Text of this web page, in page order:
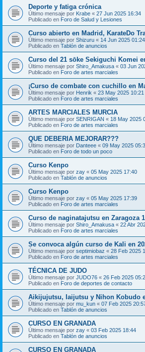
Deporte y fatiga crónica
Último mensaje por Krabe « 27 Jun 2025 16:34
Publicado en Foro de Salud y Lesiones
Curso abierto en Madrid, KarateDo
Último mensaje por Shizuru « 14 Jun 2025 01:24
Publicado en Tablón de anuncios
Curso del 21 sōke Sekiguchi Komei
Último mensaje por Shiro_Amakusa « 03 Jun
Publicado en Foro de artes marciales
¡Curso de combate con cuchillo en
Último mensaje por Henrik « 23 May 2025 10:21
Publicado en Foro de artes marciales
ARTES MARCIALES MURCIA
Último mensaje por SENRIGAN « 18 May 2025
Publicado en Foro de artes marciales
QUE DEBERIA MEJORAR???
Último mensaje por Danteee « 09 May 2025
Publicado en Foro de todo un poco
Curso Kenpo
Último mensaje por zay « 05 May 2025 17:40
Publicado en Tablón de anuncios
Curso Kenpo
Último mensaje por zay « 05 May 2025 17:39
Publicado en Foro de artes marciales
Curso de naginatajutsu en Zaragoza
Último mensaje por Shiro_Amakusa « 22 Abr
Publicado en Foro de artes marciales
Se convoca algún curso de Kali en
Último mensaje por septimiobaz « 28 Feb 2025
Publicado en Foro de artes marciales
TÉCNICA DE JUDO
Último mensaje por JUDO76 « 26 Feb 2025
Publicado en Foro de deportes de contacto
Aikijujutsu, Iaijutsu y Nihon Kobudo
Último mensaje por mu_kun « 07 Feb 2025
Publicado en Tablón de anuncios
CURSO EN GRANADA
Último mensaje por zay « 03 Feb 2025 18:44
Publicado en Tablón de anuncios
CURSO EN GRANADA